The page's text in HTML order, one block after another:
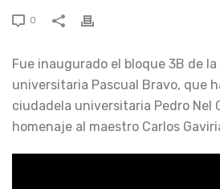
0
Fue inaugurado el bloque 3B de
universitaria Pascual Bravo, que
ciudadela universitaria Pedro Nel
homenaje al maestro Carlos